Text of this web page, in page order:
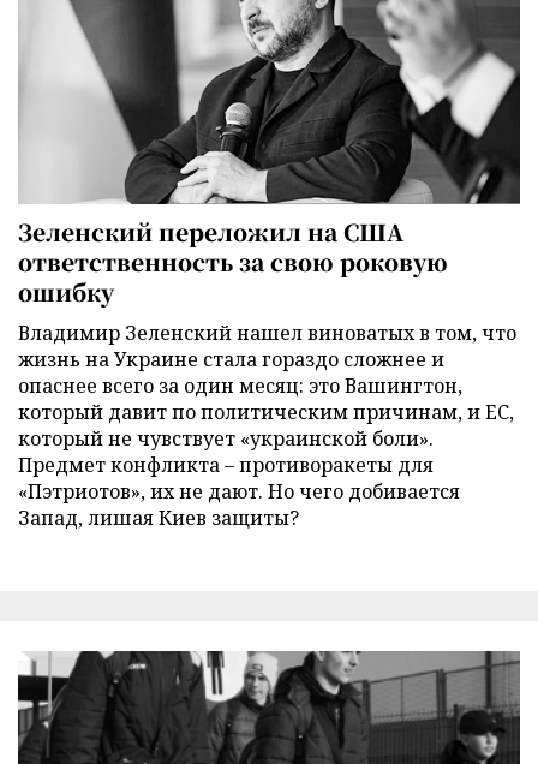
Зеленский переложил на США
ответственность за свою роковую
ошибку
Владимир Зеленский нашел виноватых в том, что
жизнь на Украине стала гораздо сложнее и
опаснее всего за один месяц: это Вашингтон,
который давит по политическим причинам, и ЕС,
который не чувствует «украинской боли».
Предмет конфликта – противоракеты для
«Пэтриотов», их не дают. Но чего добивается
Запад, лишая Киев защиты?